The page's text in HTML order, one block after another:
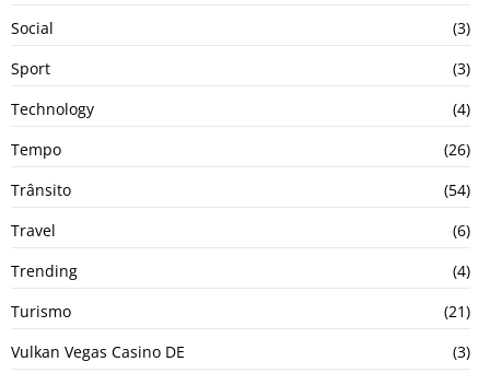
Social
(3)
Sport
(3)
Technology
(4)
Tempo
(26)
Trânsito
(54)
Travel
(6)
Trending
(4)
Turismo
(21)
Vulkan Vegas Casino DE
(3)